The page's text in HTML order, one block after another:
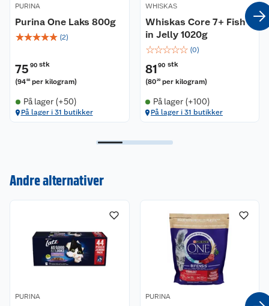
PURINA
Purina One Laks 800g
☆☆☆☆☆ (2)
75 90 stk
(9488 per kilogram)
På lager (+50)
På lager i 31 butikker
WHISKAS
Whiskas Core 7+ Fish
in Jelly 1020g
☆☆☆☆☆ (0)
81 90 stk
(80 29 per kilogram)
På lager (+100)
På lager i 31 butikker
Andre alternativer
PURINA PURINA
Om oss
Våre butikker
Våre merkevarer
Coop kjeder
Kontakt oss
Reklamasjon og garanti
Ofte stilte spørsmål
Betalingsalternativer